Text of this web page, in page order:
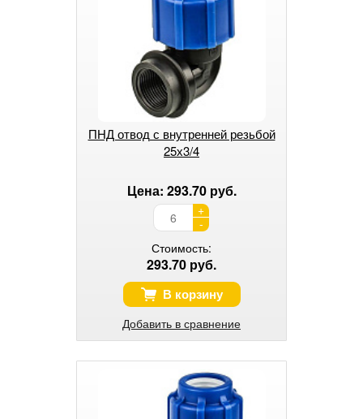
ПНД отвод с внутренней резьбой
25х3/4
Цена: 293.70 руб.
+
-
Стоимость:
293.70 руб.
В корзину
Добавить в сравнение